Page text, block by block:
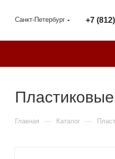
Санкт-Петербург +7
Главная — Каталог —